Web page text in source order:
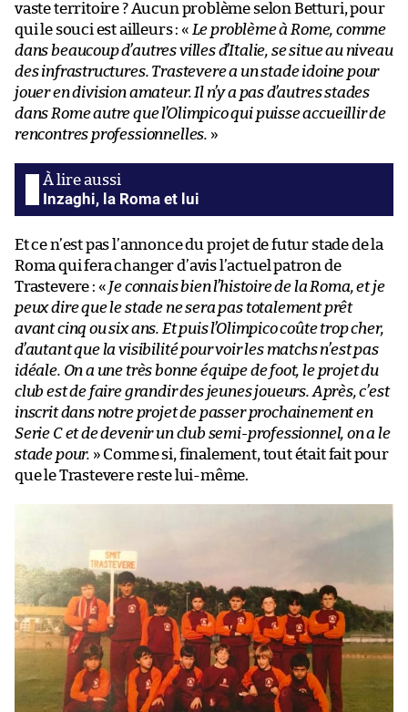
vaste territoire ? Aucun problème selon Betturi, pour
qui le souci est ailleurs : « Le problème à Rome, comme
dans beaucoup d’autres villes d’Italie, se situe au niveau
des infrastructures. Trastevere a un stade idoine pour
jouer en division amateur. Il n’y a pas d’autres stades
dans Rome autre que l’Olimpico qui puisse accueillir de
rencontres professionnelles. »
Inzaghi, la Roma et lui
Et ce n’est pas l’annonce du projet de futur stade de la
Roma qui fera changer d’avis l’actuel patron de
Trastevere : « Je connais bien l’histoire de la Roma, et je
peux dire que le stade ne sera pas totalement prêt
avant cinq ou six ans. Et puis l’Olimpico coûte trop cher,
d’autant que la visibilité pour voir les matchs n’est pas
idéale. On a une très bonne équipe de foot, le projet du
club est de faire grandir des jeunes joueurs. Après, c’est
inscrit dans notre projet de passer prochainement en
Serie C et de devenir un club semi-professionnel, on a le
stade pour. » Comme si, finalement, tout était fait pour
que le Trastevere reste lui-même.